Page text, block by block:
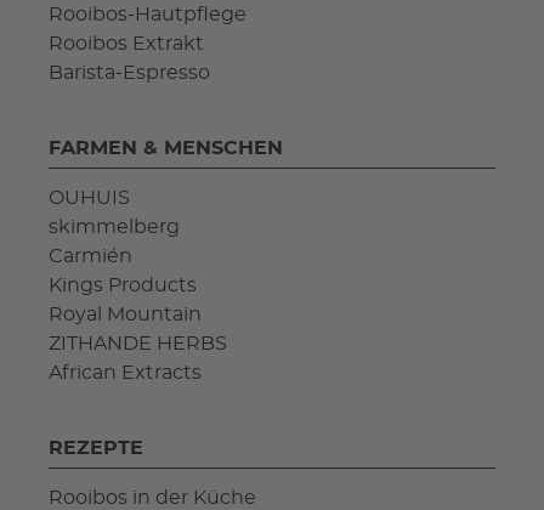
Rooibos-Hautpflege
Rooibos Extrakt
Barista-Espresso
FARMEN & MENSCHEN
OUHUIS
skimmelberg
Carmién
Kings Products
Royal Mountain
ZITHANDE HERBS
African Extracts
REZEPTE
Rooibos in der Küche